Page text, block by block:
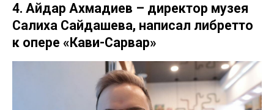
4. Айдар Ахмадиев – директор музея
Салиха Сайдашева, написал либретто
к опере «Кави-Сарвар»